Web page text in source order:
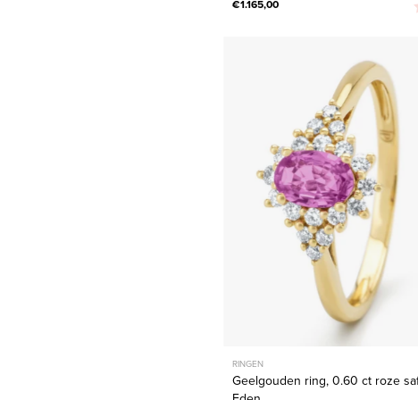
€1.165,00
ring,
0.60
ct
roze
saffier,
Eden
RINGEN
Geelgouden ring, 0.60 ct roze